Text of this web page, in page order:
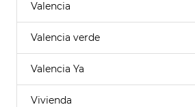
Valencia
Valencia verde
Valencia Ya
Vivienda